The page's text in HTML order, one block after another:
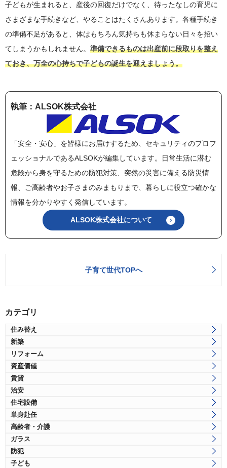
子どもが生まれると、産後の回復だけでなく、待ったなしの育児に
さまざまな手続きなど、やることはたくさんあります。各種手続き
の準備不足があると、体はもちろん気持ちも休まらない日々を招い
てしまうかもしれません。 準備できるものは出産前に段取りを整え
ておき、万全の心持ちで子どもの誕生を迎えましょう。
執筆：ALSOK株式会社
「安全・安心」を皆様にお届けするため、セキュリティのプロフ
ェッショナルであるALSOKが編集しています。日常生活に潜む
危険から身を守るための防犯対策、突然の災害に備える防災情
報、ご高齢者やお子さまのみまもりまで、暮らしに役立つ確かな
情報を分かりやすく発信しています。
ALSOK株式会社について
子育て世代TOPへ
カテゴリ
住み替え
新築
リフォーム
資産価値
賃貸
治安
住宅設備
単身赴任
高齢者・介護
ガラス
防犯
子ども